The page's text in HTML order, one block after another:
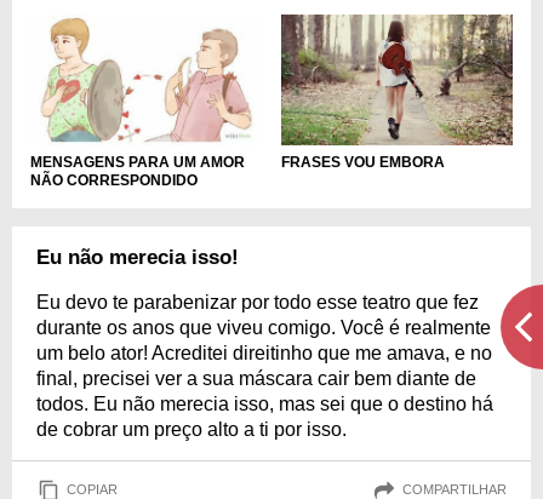
MENSAGENS PARA UM AMOR
NÃO CORRESPONDIDO
FRASES VOU EMBORA
Eu não merecia isso!
Eu devo te parabenizar por todo esse teatro que fez
durante os anos que viveu comigo. Você é realmente
um belo ator! Acreditei direitinho que me amava, e no
final, precisei ver a sua máscara cair bem diante de
todos. Eu não merecia isso, mas sei que o destino há
de cobrar um preço alto a ti por isso.
COPIAR COMPARTILHAR